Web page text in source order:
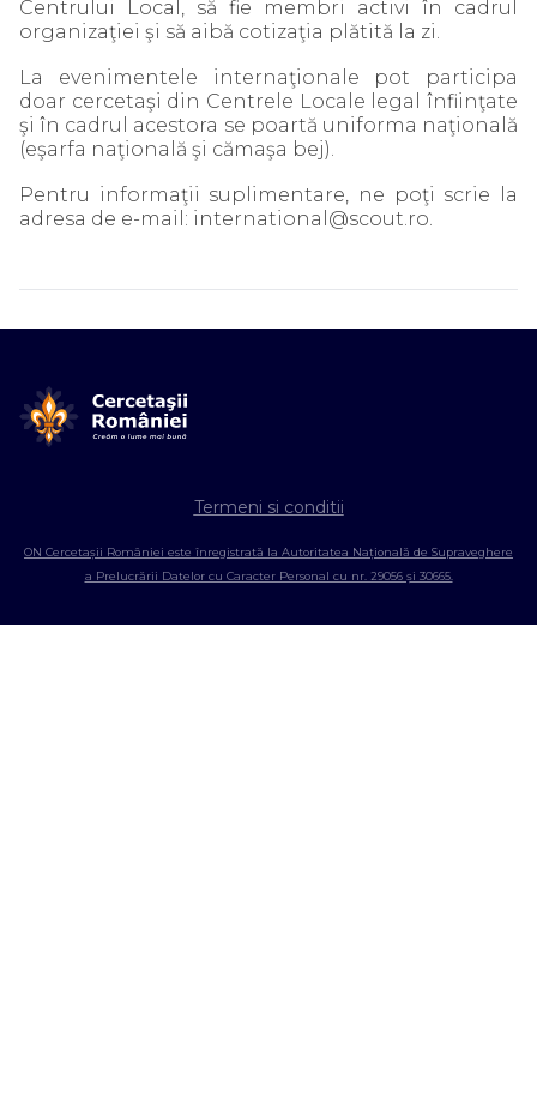
Centrului Local, să fie membri activi în cadrul
organizaţiei şi să aibă cotizaţia plătită la zi.
La evenimentele internaţionale pot participa
doar cercetaşi din Centrele Locale legal înfiinţate
şi în cadrul acestora se poartă uniforma naţională
(eşarfa naţională şi cămaşa bej).
Pentru informaţii suplimentare, ne poţi scrie la
adresa de e-mail: international@scout.ro.
Termeni si conditii
ON Cercetașii României este înregistrată la Autoritatea Națională de Supraveghere
a Prelucrării Datelor cu Caracter Personal cu nr. 29056 și 30665.